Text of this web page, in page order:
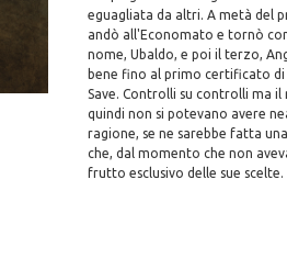
eguagliata da altri. A metà del
andò all'Economato e tornò
nome, Ubaldo, e poi il terzo,
bene fino al primo certificato di
Save. Controlli su controlli ma
quindi non si potevano avere
ragione, se ne sarebbe fatta
che, dal momento che non
frutto esclusivo delle sue scelte.